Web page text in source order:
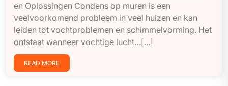
en Oplossingen Condens op muren is een
veelvoorkomend probleem in veel huizen en kan
leiden tot vochtproblemen en schimmelvorming. Het
ontstaat wanneer vochtige lucht…[...]
READ MORE